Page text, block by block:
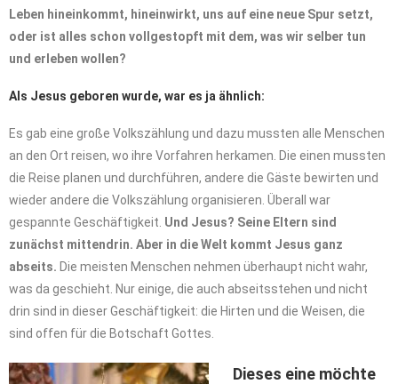
Leben hineinkommt, hineinwirkt, uns auf eine neue Spur setzt,
oder ist alles schon vollgestopft mit dem, was wir selber tun
und erleben wollen?
Als Jesus geboren wurde, war es ja ähnlich:
Es gab eine große Volkszählung und dazu mussten alle Menschen
an den Ort reisen, wo ihre Vorfahren herkamen. Die einen mussten
die Reise planen und durchführen, andere die Gäste bewirten und
wieder andere die Volkszählung organisieren. Überall war
gespannte Geschäftigkeit. Und Jesus? Seine Eltern sind
zunächst mittendrin. Aber in die Welt kommt Jesus ganz
abseits. Die meisten Menschen nehmen überhaupt nicht wahr,
was da geschieht. Nur einige, die auch abseitsstehen und nicht
drin sind in dieser Geschäftigkeit: die Hirten und die Weisen, die
sind offen für die Botschaft Gottes.
Dieses eine möchte